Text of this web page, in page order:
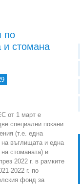
по
и стомана
от 1 март е
специални покани
(т.е. една
въглищата и една
стоманата) и
2022 г. в рамките
2022 г. по
фонд за